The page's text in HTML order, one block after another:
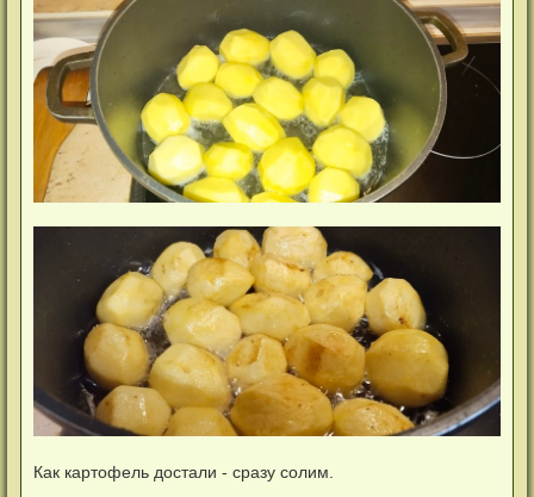
Как картофель достали - сразу солим.